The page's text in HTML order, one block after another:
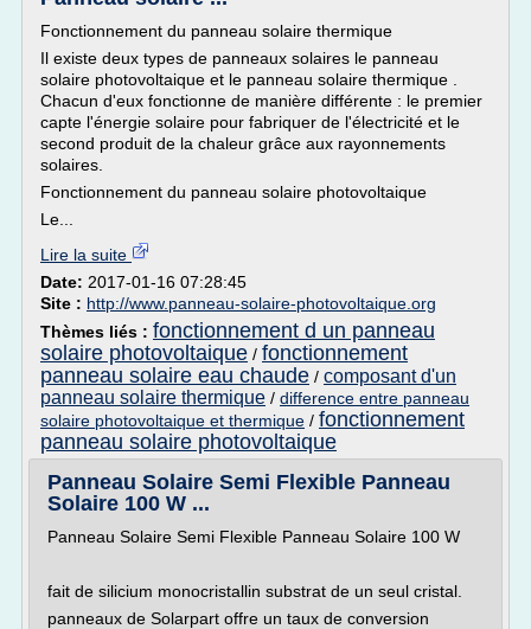
Fonctionnement du panneau solaire thermique
Il existe deux types de panneaux solaires le panneau
solaire photovoltaique et le panneau solaire thermique .
Chacun d'eux fonctionne de manière différente : le premier
capte l'énergie solaire pour fabriquer de l'électricité et le
second produit de la chaleur grâce aux rayonnements
solaires.
Fonctionnement du panneau solaire photovoltaique
Le...
Lire la suite
Date: 2017-01-16 07:28:45
Site : http://www.panneau-solaire-photovoltaique.org
Thèmes liés : fonctionnement d un panneau
solaire photovoltaique / fonctionnement
panneau solaire eau chaude / composant d'un
panneau solaire thermique / difference entre panneau
solaire photovoltaique et thermique / fonctionnement
panneau solaire photovoltaique
Panneau Solaire Semi Flexible Panneau
Solaire 100 W ...
Panneau Solaire Semi Flexible Panneau Solaire 100 W
fait de silicium monocristallin substrat de un seul cristal.
panneaux de Solarpart offre un taux de conversion